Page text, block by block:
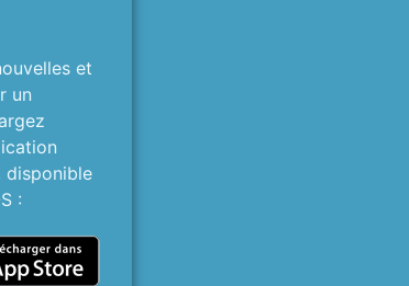
et
un
disponible
: